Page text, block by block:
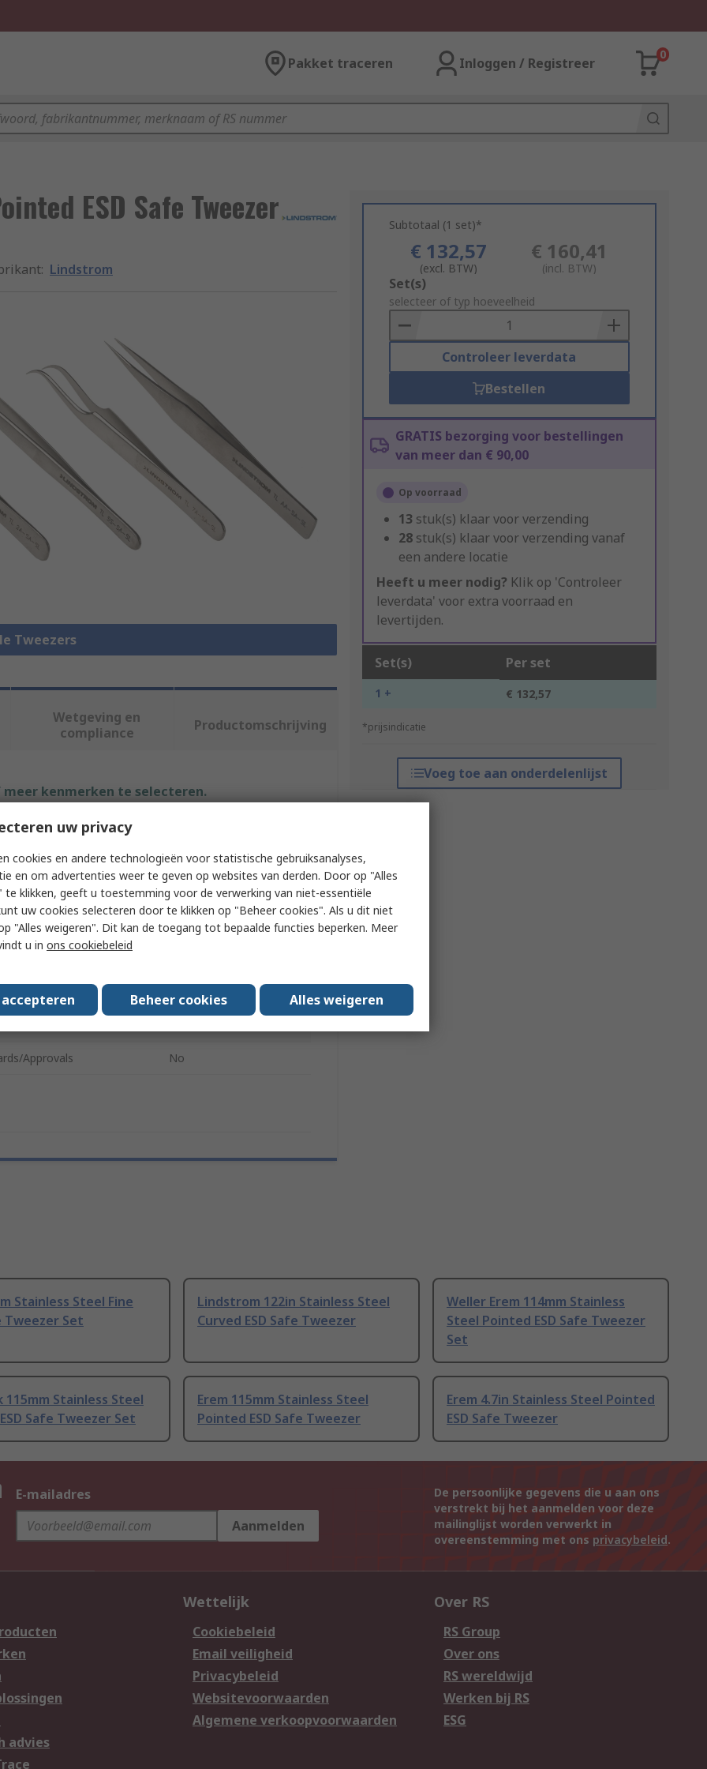
Pakket traceren Inloggen / Registreer
0
ESD Safe Tweezer
: Lindstrom
Tweezers
Subtotaal (1 set)*
€ 132,57
(excl. BTW)
€ 160,41
(incl. BTW)
Add
to
Basket
Set(s)
selecteer of typ hoeveelheid
Controleer leverdata
Bestellen
GRATIS bezorging voor bestellingen
van meer dan € 90,00
Op voorraad
13 stuk(s) klaar voor verzending
28 stuk(s) klaar voor verzending vanaf
een andere locatie
Heeft u meer nodig? Klik op 'Controleer
leverdata' voor extra voorraad en
levertijden.
Set(s) Per set
1 + € 132,57
*prijsindicatie
Voeg toe aan onderdelenlijst
Wetgeving en
compliance
Productomschrijving
kenmerken te selecteren.
Lindstrom
Type Tweezer Set
Stainless Steel
of Pieces
Approvals No
Stainless Steel Fine
Tweezer Set
Lindstrom 122in Stainless Steel
Curved ESD Safe Tweezer
Weller Erem 114mm Stainless
Steel Pointed ESD Safe Tweezer
Set
Stainless Steel
Safe Tweezer Set
Erem 115mm Stainless Steel
Pointed ESD Safe Tweezer
Erem 4.7in Stainless Steel Pointed
ESD Safe Tweezer
E-mailadres
Aanmelden
De persoonlijke gegevens die u aan ons
verstrekt bij het aanmelden voor deze
mailinglijst worden verwerkt in
overeenstemming met ons privacybeleid.
advies
Wettelijk
Cookiebeleid
Email veiligheid
Privacybeleid
Websitevoorwaarden
Algemene verkoopvoorwaarden
Over RS
RS Group
Over ons
RS wereldwijd
Werken bij RS
ESG
uw privacy
cookies en andere technologieën voor statistische gebruiksanalyses,
en om advertenties weer te geven op websites van derden. Door op "Alles
te klikken, geeft u toestemming voor de verwerking van niet-essentiële
uw cookies selecteren door te klikken op "Beheer cookies". Als u dit niet
"Alles weigeren". Dit kan de toegang tot bepaalde functies beperken. Meer
u in ons cookiebeleid
Beheer cookies Alles weigeren